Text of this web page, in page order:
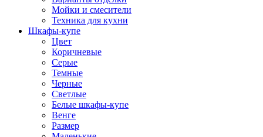
Мойки и смесители
Техника для кухни
Шкафы-купе
Цвет
Коричневые
Серые
Темные
Черные
Светлые
Белые шкафы-купе
Венге
Размер